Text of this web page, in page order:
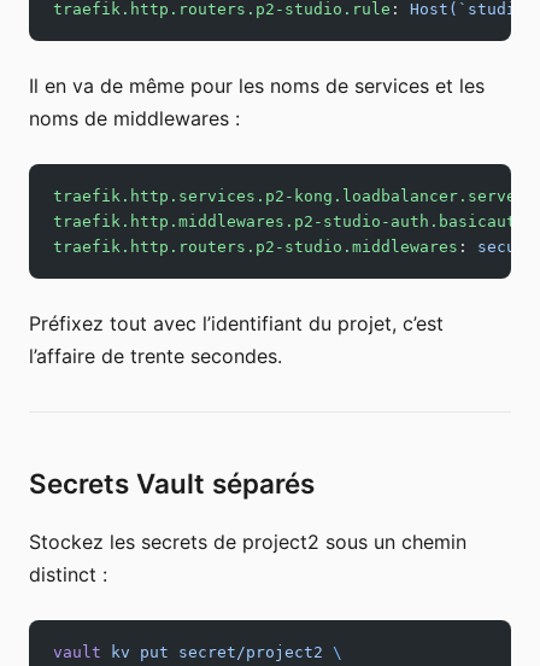
traefik.http.routers.p2-studio.rule :
Il en va de même pour les noms de services et les
noms de middlewares :
traefik.http.services.p2-
traefik.http.middlewares.p2-studio-
traefik.http.routers.p2-studio.middlewares :
Préfixez tout avec l’identifiant du projet, c’est
l’affaire de trente secondes.
Secrets Vault séparés
Stockez les secrets de project2 sous un chemin
distinct :
vault kv put secret/project2 \